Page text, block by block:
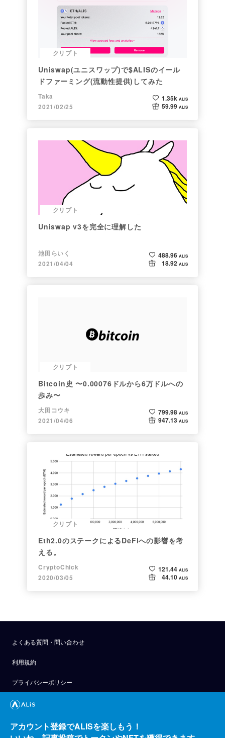
クリプト
Uniswap(ユニスワップ)で$ALISのイール
ドファーミング(流動性提供)してみた
Taka
2021/02/25
1.35k ALIS
59.99 ALIS
クリプト
Uniswap v3を完全に理解した
池田らいく
2021/04/04
488.96 ALIS
18.92 ALIS
クリプト
Bitcoin史 〜0.00076ドルから6万ドルへの
歩み〜
大田コウキ
2021/04/06
799.98 ALIS
947.13 ALIS
クリプト
Eth2.0のステークによるDeFiへの影響を考
える。
CryptoChick
2020/03/05
121.44 ALIS
44.10 ALIS
よくある質問・問い合わせ
利用規約
プライバシーポリシー
公式アナウンス
技術ブログ
アカウント登録でALISを楽しもう！